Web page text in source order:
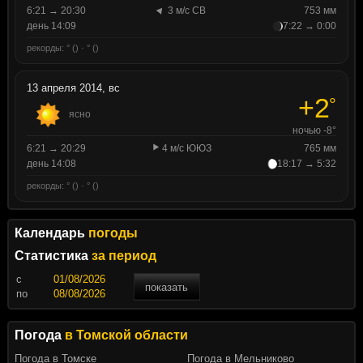
6:21 → 20:30
3 м/с СВ
753 мм
день 14:09
7:22 → 0:00
рекорды: ° () · ° ()
13 апреля 2014, вс
ясно +2°
ночью -8°
6:21 → 20:29
4 м/с ЮЮЗ
765 мм
день 14:08
18:17 → 5:32
рекорды: ° () · ° ()
Календарь погоды
Статистика за период
c
показать
по
Погода в Томской области
Погода в Томске
Погода в Мельниково